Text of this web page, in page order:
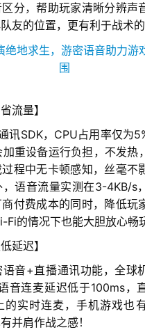
分，帮助玩家清晰分辨声
友的位置，更有利于战术的
流量】
讯SDK，CPU占用率仅为
重设备运行负担，不发热
程中无卡顿感知，丝毫不
，语音流量实测在3-4KB/s
付费成本的同时，降低玩
Fi的情况下也能大胆放心畅
延迟】
音+直播通讯功能，全球
音连麦延迟低于100ms，
的实时连麦，手机游戏也
并肩作战之感！